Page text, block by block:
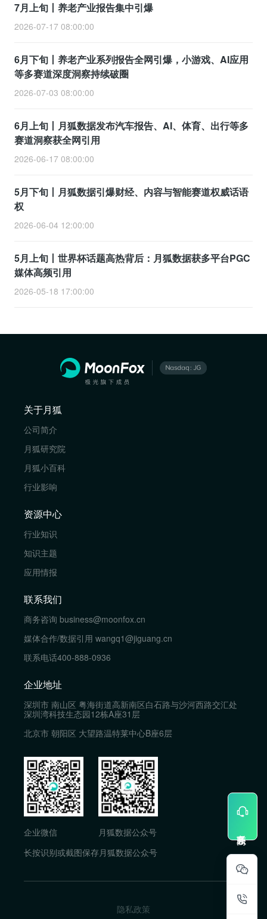
7月上旬丨养老产业报告集中引爆
2026-07-17 08:00:00
6月下旬丨养老产业系列报告全网引爆，小游戏、AI应用
等多赛道深度洞察持续破圈
2026-07-03 08:00:00
6月上旬丨月狐数据发布汽车报告、AI、体育、出行等多
赛道洞察获全网引用
2026-06-17 08:00:00
5月下旬丨月狐数据引爆财经、内容与智能赛道权威话语
权
2026-06-04 12:00:00
5月上旬丨世界杯话题高热背后：月狐数据获多平台PGC
媒体高频引用
2026-05-18 17:00:00
关于月狐
公司简介
月狐研究院
月狐小百科
行业影响
资源中心
行业知识
知识主题
应用情报
联系我们
商务咨询 business@moonfox.cn
媒体合作/数据引用 wangq1@jiguang.cn
联系电话400-888-0936
企业地址
深圳市 南山区 粤海街道高新南区白石路与沙河西路交汇处
深圳湾科技生态园12栋A座31层
北京市 朝阳区 大望路温特莱中心B座6层
企业微信
月狐数据公众号
长按识别或截图保存月狐数据公众号
隐私政策